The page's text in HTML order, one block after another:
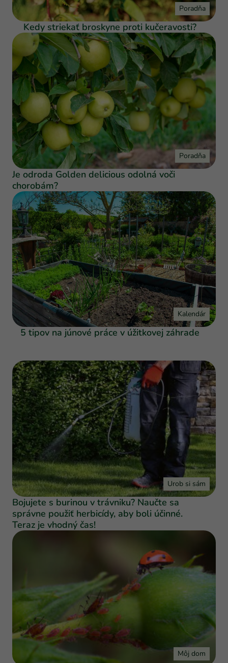
Poradňa
Kedy striekať broskyne proti kučeravosti?
Poradňa
Je odroda Golden delicious odolná voči
chorobám?
Kalendár
5 tipov na júnové práce v úžitkovej záhrade
Urob si sám
Bojujete s burinou v trávniku? Naučte sa
správne použiť herbicídy, aby boli účinné.
Teraz je vhodný čas!
Môj dom